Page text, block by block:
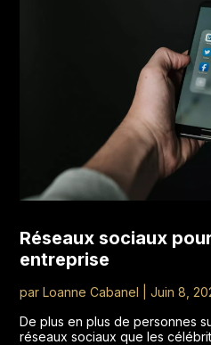
Réseaux sociaux
entreprise
parLoanne Cabanel |Juin 8,
De plus en plus de personnes
réseaux sociaux que les